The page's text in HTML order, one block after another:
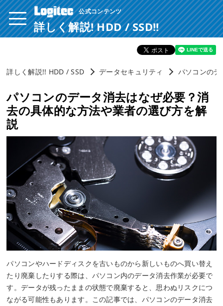
公式コンテンツ
詳しく解説! HDD / SSD!!
詳しく解説!! HDD / SSD データセキュリティ パソコンの
パソコンのデータ消去はなぜ必要？消
去の具体的な方法や業者の選び方を解
説
パソコンやハードディスクを古いものから新しいものへ買い替え
たり廃棄したりする際は、パソコン内のデータ消去作業が必要で
す。データが残ったままの状態で廃棄すると、思わぬリスクにつ
ながる可能性もあります。この記事では、パソコンのデータ消去